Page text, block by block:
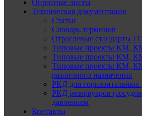
Опросные листы
Техническая документация
Статьи
Словарь терминов
Отраслевые стандарты
Типовые проекты КМ,
Типовые проекты КМ,
Типовые проекты КМ,
различного назначения
РКД для горизонтальных
РКД резервуаров
давлением
Контакты